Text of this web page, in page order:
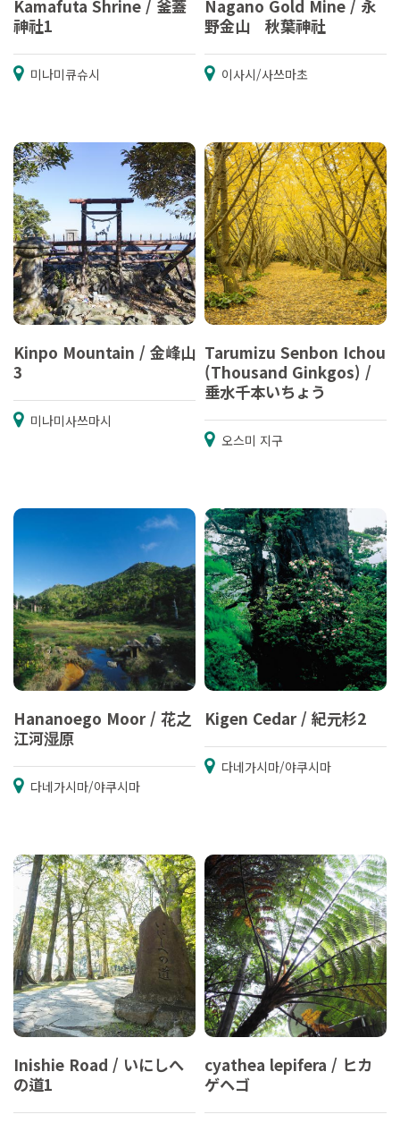
Kamafuta Shrine / 釜蓋
神社1
미나미큐슈시
Nagano Gold Mine / 永
野金山 秋葉神社
이사시/사쓰마초
Kinpo Mountain / 金峰山
3
미나미사쓰마시
Tarumizu Senbon Ichou
(Thousand Ginkgos) /
垂水千本いちょう
오스미 지구
Hananoego Moor / 花之
江河湿原
다네가시마/야쿠시마
Kigen Cedar / 紀元杉2
다네가시마/야쿠시마
Inishie Road / いにしへ
の道1
cyathea lepifera / ヒカ
ゲヘゴ